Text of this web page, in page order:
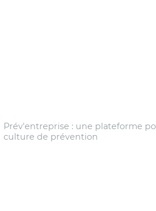
Prév'entreprise : une plateforme
culture de prévention